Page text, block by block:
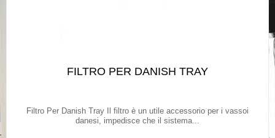
FILTRO PER DANISH TRAY
Filtro Per Danish Tray Il filtro è un utile accessorio per i vassoi
danesi, impedisce che il sistema...